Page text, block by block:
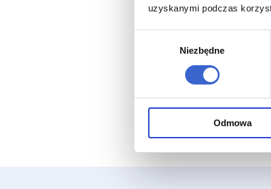
uzyskanymi podczas
Niezbędne
Odmowa